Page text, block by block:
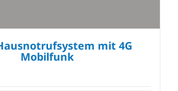
mit 4G
Mobilfunk